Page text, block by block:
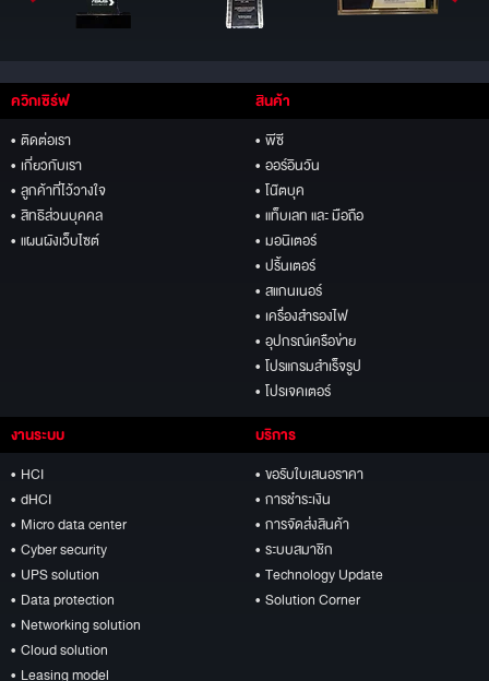
ควิกเซิร์ฟ
• ติดต่อเรา
• เกี่ยวกับเรา
• ลูกค้าที่ไว้วางใจ
• สิทธิส่วนบุคคล
• แผนผังเว็บไซต์
สินค้า
• พีซี
• ออร์อินวัน
• โน๊ตบุค
• แท็บเลท และ มือถือ
• มอนิเตอร์
• ปริ้นเตอร์
• สแกนเนอร์
• เครื่องสำรองไฟ
• อุปกรณ์เครือข่าย
• โปรแกรมสำเร็จรูป
• โปรเจคเตอร์
งานระบบ
• HCI
• dHCI
• Micro data center
• Cyber security
• UPS solution
• Data protection
• Networking solution
• Cloud solution
• Leasing model
บริการ
• ขอรับใบเสนอราคา
• การชำระเงิน
• การจัดส่งสินค้า
• ระบบสมาชิก
• Technology Update
• Solution Corner